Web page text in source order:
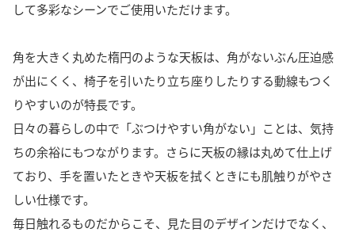
して多彩なシーンでご使用いただけます。
角を大きく丸めた楕円のような天板は、角がないぶん圧迫感
が出にくく、椅子を引いたり立ち座りしたりする動線もつく
りやすいのが特長です。
日々の暮らしの中で「ぶつけやすい角がない」ことは、気持
ちの余裕にもつながります。さらに天板の縁は丸めて仕上げ
ており、手を置いたときや天板を拭くときにも肌触りがやさ
しい仕様です。
毎日触れるものだからこそ、見た目のデザインだけでなく、